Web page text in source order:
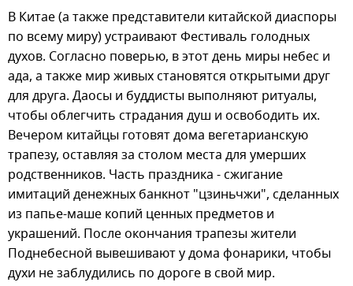
В Китае (а также представители китайской диаспоры
по всему миру) устраивают Фестиваль голодных
духов. Согласно поверью, в этот день миры небес и
ада, а также мир живых становятся открытыми друг
для друга. Даосы и буддисты выполняют ритуалы,
чтобы облегчить страдания душ и освободить их.
Вечером китайцы готовят дома вегетарианскую
трапезу, оставляя за столом места для умерших
родственников. Часть праздника - сжигание
имитаций денежных банкнот "цзиньчжи", сделанных
из папье-маше копий ценных предметов и
украшений. После окончания трапезы жители
Поднебесной вывешивают у дома фонарики, чтобы
духи не заблудились по дороге в свой мир.